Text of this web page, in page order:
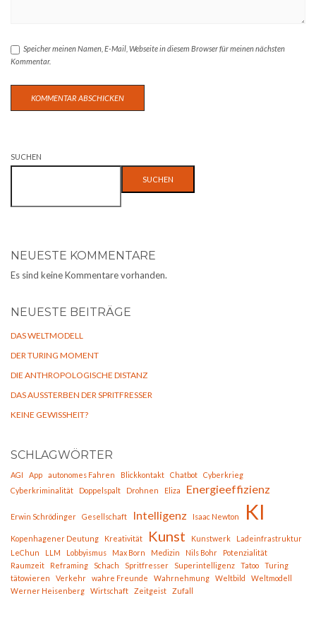
Speicher meinen Namen, E-Mail, Webseite in diesem Browser für meinen nächsten
Kommentar.
SUCHEN
SUCHEN
NEUESTE KOMMENTARE
Es sind keine Kommentare vorhanden.
NEUESTE BEITRÄGE
DAS WELTMODELL
DER TURING MOMENT
DIE ANTHROPOLOGISCHE DISTANZ
DAS AUSSTERBEN DER SPRITFRESSER
KEINE GEWISSHEIT?
SCHLAGWÖRTER
AGI App autonomes Fahren Blickkontakt Chatbot
Cyberkrieg
Cyberkriminalität
Doppelspalt Drohnen Eliza Energieeffizienz
Erwin Schrödinger Gesellschaft Intelligenz Isaac Newton KI
Kopenhagener Deutung Kreativität Kunst Kunstwerk
Ladeinfrastruktur
LeChun
LLM Lobbyismus Max Born Medizin Nils Bohr
Potenzialität
Raumzeit
Reframing Schach Spritfresser Superintelligenz Tatoo
Turing
tätowieren
Verkehr wahre Freunde Wahrnehmung Weltbild
Weltmodell
Werner Heisenberg
Wirtschaft Zeitgeist Zufall